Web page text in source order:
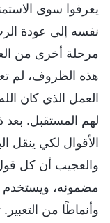
يعرفوا سوى
نفسه إلى عودة
مرحلة أخرى من
هذه الظروف، لم
العمل الذي كان
لهم المستقبل.
الأقوال لكي ينقل
والعجيب أن كل
مضمونه، ويستخدم
وأنماطًا من